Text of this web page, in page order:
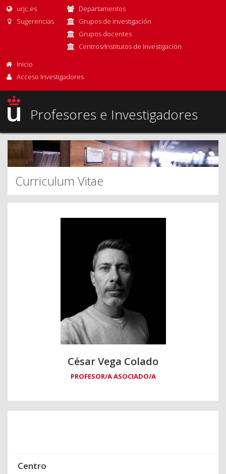
urjc.es
Sugerencias
Departamentos
Grupos de investigación
Grupos docentes
Centros/Institutos de Investigación
Inicio
Acceso Investigadores
Profesores e Investigadores
Curriculum Vitae
César Vega Colado
PROFESOR/A ASOCIADO/A
Centro